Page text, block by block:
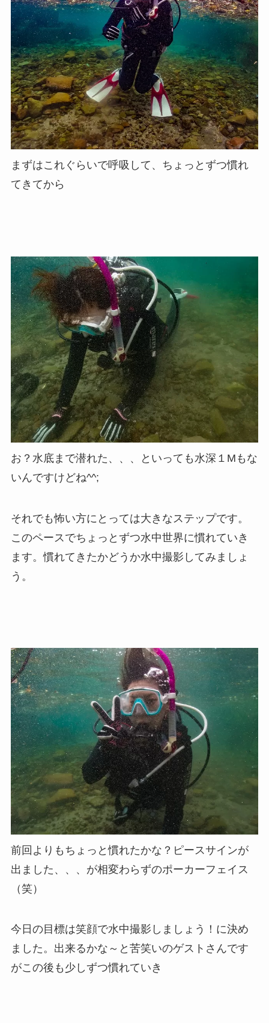
まずはこれぐらいで呼吸して、ちょっとずつ慣れ
てきてから
お？水底まで潜れた、、、といっても水深１Mもな
いんですけどね^^;
それでも怖い方にとっては大きなステップです。
このペースでちょっとずつ水中世界に慣れていき
ます。慣れてきたかどうか水中撮影してみましょ
う。
前回よりもちょっと慣れたかな？ピースサインが
出ました、、、が相変わらずのポーカーフェイス
（笑）
今日の目標は笑顔で水中撮影しましょう！に決め
ました。出来るかな～と苦笑いのゲストさんです
がこの後も少しずつ慣れていき